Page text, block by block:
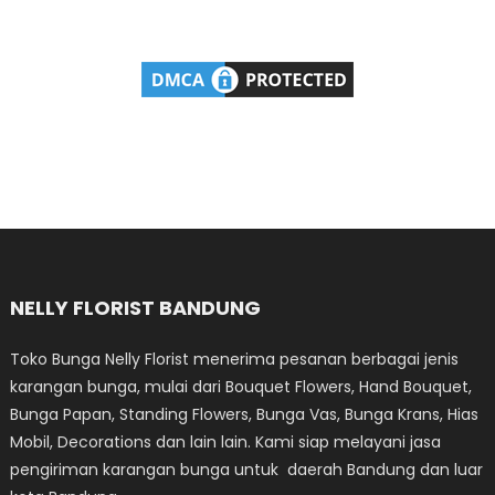
NELLY FLORIST BANDUNG
Toko Bunga Nelly Florist menerima pesanan berbagai jenis
karangan bunga, mulai dari Bouquet Flowers, Hand Bouquet,
Bunga Papan, Standing Flowers, Bunga Vas, Bunga Krans, Hias
Mobil, Decorations dan lain lain. Kami siap melayani jasa
pengiriman karangan bunga untuk daerah Bandung dan luar